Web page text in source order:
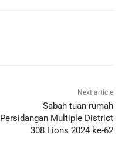
Next article
Sabah tuan rumah
Persidangan Multiple District
308 Lions 2024 ke-62